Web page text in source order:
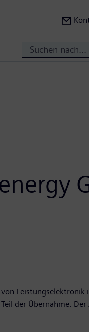
Leistungselektronik
der Übernahme. Der